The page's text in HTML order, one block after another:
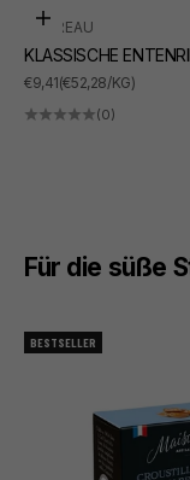
In den Warenkorb
SUDREAU
KLASSISCHE
ANGEBOT
€9,41(€52,28/KG)
(0)
Für die süße
BESTSELLER